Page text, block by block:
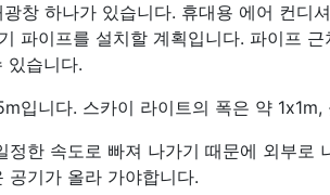
창 하나가 있습니다. 휴대용 에어 컨디
파이프를 설치할 계획입니다. 파이프
있습니다.
입니다. 스카이 라이트의 폭은 약 1x1m,
정한 속도로 빠져 나가기 때문에 외부로
공기가 올라 가야합니다.